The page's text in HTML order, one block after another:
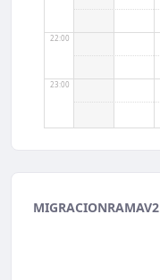
22:00
23:00
MIGRACIONRAMAV2